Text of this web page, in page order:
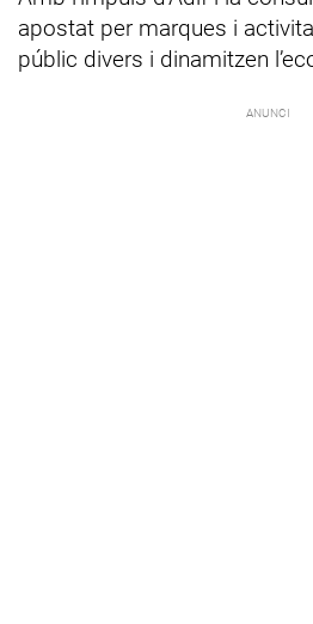
apostat per marques i
públic divers i dinamitzen